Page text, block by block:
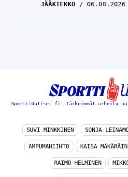
JÄÄKIEKKO 06.08.2026
SporttiUutiset.fi: Tärkeimmät urheilu-
SUVI MINKKINEN SONJA
AMPUMAHIIHTO KAISA
RAIMO HELMINEN